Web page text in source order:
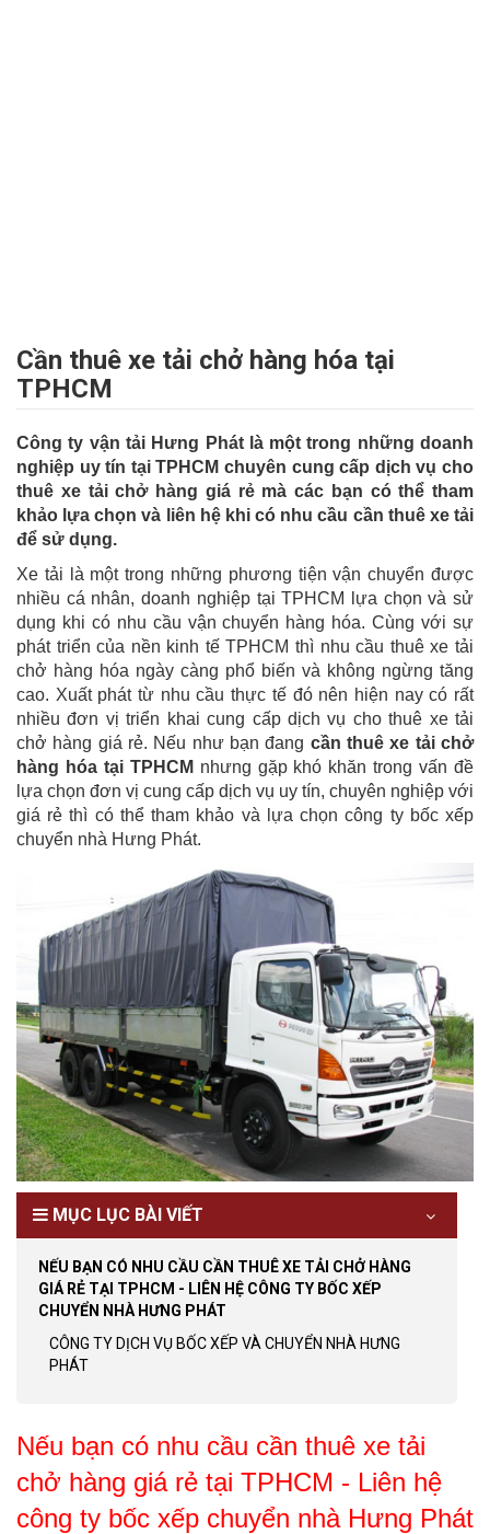
Cần thuê xe tải chở hàng hóa tại
TPHCM
Công ty vận tải Hưng Phát là một trong những doanh
nghiệp uy tín tại TPHCM chuyên cung cấp dịch vụ cho
thuê xe tải chở hàng giá rẻ mà các bạn có thể tham
khảo lựa chọn và liên hệ khi có nhu cầu cần thuê xe tải
để sử dụng.
Xe tải là một trong những phương tiện vận chuyển được
nhiều cá nhân, doanh nghiệp tại TPHCM lựa chọn và sử
dụng khi có nhu cầu vận chuyển hàng hóa. Cùng với sự
phát triển của nền kinh tế TPHCM thì nhu cầu thuê xe tải
chở hàng hóa ngày càng phổ biến và không ngừng tăng
cao. Xuất phát từ nhu cầu thực tế đó nên hiện nay có rất
nhiều đơn vị triển khai cung cấp dịch vụ cho thuê xe tải
chở hàng giá rẻ. Nếu như bạn đang cần thuê xe tải chở
hàng hóa tại TPHCM nhưng gặp khó khăn trong vấn đề
lựa chọn đơn vị cung cấp dịch vụ uy tín, chuyên nghiệp với
giá rẻ thì có thể tham khảo và lựa chọn công ty bốc xếp
chuyển nhà Hưng Phát.
MỤC LỤC BÀI VIẾT
NẾU BẠN CÓ NHU CẦU CẦN THUÊ XE TẢI CHỞ HÀNG
GIÁ RẺ TẠI TPHCM - LIÊN HỆ CÔNG TY BỐC XẾP
CHUYỂN NHÀ HƯNG PHÁT
CÔNG TY DỊCH VỤ BỐC XẾP VÀ CHUYỂN NHÀ HƯNG
PHÁT
Nếu bạn có nhu cầu cần thuê xe tải
chở hàng giá rẻ tại TPHCM - Liên hệ
công ty bốc xếp chuyển nhà Hưng Phát